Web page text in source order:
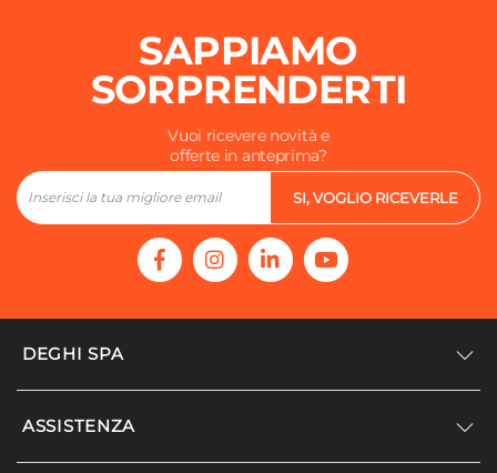
Profondità
11,2 cm
2,4 cm
Colore
Nero
Caratteristiche Portaspazzolino
Tipologia
Appoggio
Forma
SAPPIAMO
SORPRENDERTI
Vuoi ricevere novità e
offerte in anteprima?
SI, VOGLIO RICEVERLE
DEGHI SPA
Accedi/Registrati
ASSISTENZA